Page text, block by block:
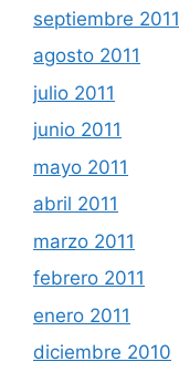
septiembre 2011
agosto 2011
julio 2011
junio 2011
mayo 2011
abril 2011
marzo 2011
febrero 2011
enero 2011
diciembre 2010